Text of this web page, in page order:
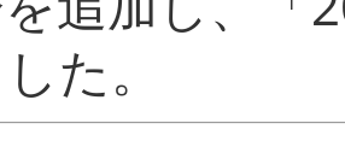
まし